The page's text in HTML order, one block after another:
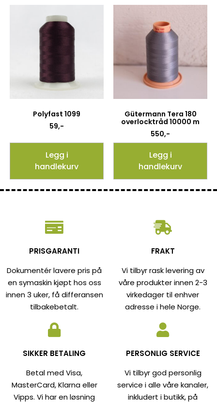
Polyfast 1099
59,-
Legg i
handlekurv
Gütermann Tera 180
overlocktråd 10000 m
550,-
Legg i
handlekurv
PRISGARANTI
Dokumentér lavere pris på
en symaskin kjøpt hos oss
innen 3 uker, få differansen
tilbakebetalt.
FRAKT
Vi tilbyr rask levering av
våre produkter innen 2-3
virkedager til enhver
adresse i hele Norge.
SIKKER BETALING
Betal med Visa,
MasterCard, Klarna eller
Vipps. Vi har en løsning
PERSONLIG SERVICE
Vi tilbyr god personlig
service i alle våre kanaler,
inkludert i butikk, på